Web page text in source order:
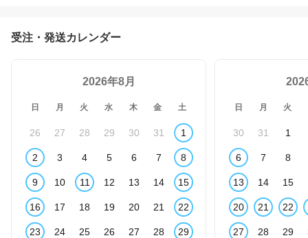
受注・発送カレンダー
2026年8月
日 月 火 水 木 金 土
26 27 28 29 30 31 1
2 3 4 5 6 7 8
9 10 11 12 13 14 15
16 17 18 19 20 21 22
23 24 25 26 27 28 29
日 月 火
30 31 1
6 7 8
13 14 15
20 21 22
27 28 29